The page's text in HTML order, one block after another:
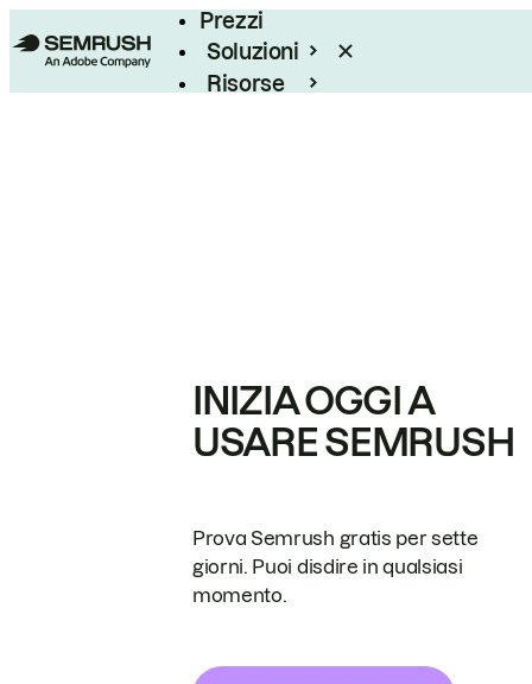
Prezzi
Soluzioni
Risorse
INIZIA OGGI A
USARE SEMRUSH
Prova Semrush gratis per sette
giorni. Puoi disdire in qualsiasi
momento.